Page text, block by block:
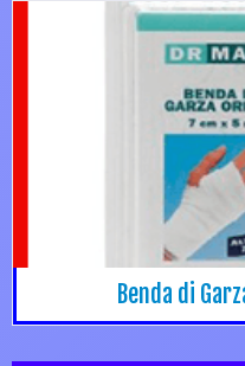
Benda di